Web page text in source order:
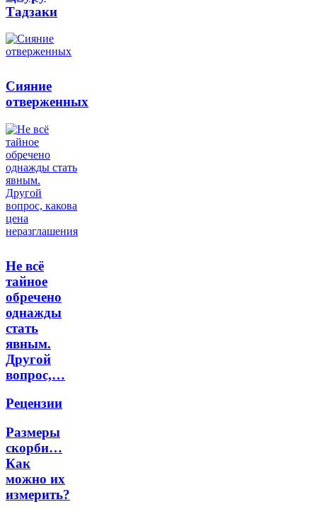
Тадзаки
Сияние
отверженных
Не всё
тайное
обречено
однажды
стать
явным.
Другой
вопрос,…
Рецензии
Размеры
скорби…
Как
можно их
измерить?